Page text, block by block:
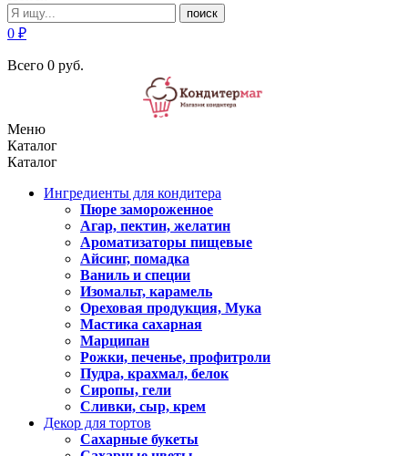
поиск
0 ₽
Всего 0 руб.
Меню
Каталог
Каталог
Ингредиенты для кондитера
Пюре замороженное
Агар, пектин, желатин
Ароматизаторы пищевые
Айсинг, помадка
Ваниль и специи
Изомальт, карамель
Ореховая продукция, Мука
Мастика сахарная
Марципан
Рожки, печенье, профитроли
Пудра, крахмал, белок
Сиропы, гели
Сливки, сыр, крем
Декор для тортов
Сахарные букеты